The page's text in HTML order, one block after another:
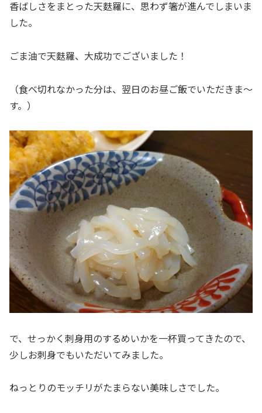
香ばしさをまとった天麩羅に、思わず箸が進んでしまいま
した。
ごま油で天麩羅、大成功でございました！
（食べ切れなかった分は、翌日のお昼ご飯でいただきま～
す。）
で、せっかく刺身用のするめいかを一杯買ってきたので、
少しお刺身でもいただいてみました。
ねっとりのモッチリがたまらない美味しさでした。